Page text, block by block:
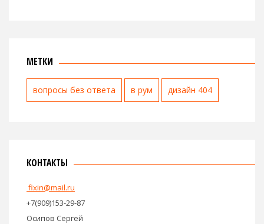
МЕТКИ
вопросы без ответа в рум дизайн 404
КОНТАКТЫ
fixin@mail.ru
+7(909)153-29-87
Осипов Сергей